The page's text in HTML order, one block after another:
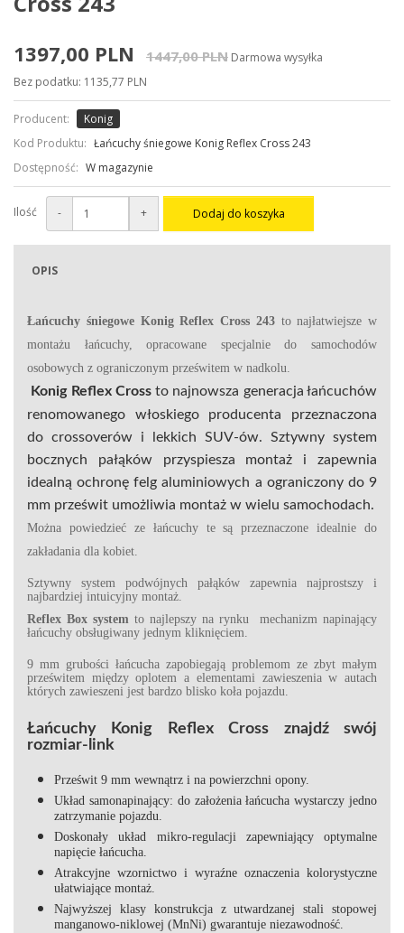
1397,00 PLN 1447,00 PLN Darmowa wysyłka
Bez podatku: 1135,77 PLN
Producent:
Konig
Kod Produktu: Łańcuchy śniegowe Konig Reflex Cross 243
Dostępność: W magazynie
Ilość - + Dodaj do koszyka
OPIS
Łańcuchy śniegowe Konig Reflex Cross 243 to najłatwiejsze w
montażu łańcuchy, opracowane specjalnie do samochodów
osobowych z ograniczonym prześwitem w nadkolu.
Konig Reflex Crossto najnowsza generacja łańcuchów
renomowanego włoskiego producenta przeznaczona
do crossoverów i lekkich SUV-ów. Sztywny system
bocznych pałąków przyspiesza montaż i zapewnia
idealną ochronę felg aluminiowych a ograniczony do 9
mm prześwit umożliwia montaż w wielu samochodach.
Można powiedzieć ze łańcuchy te są przeznaczone idealnie do
zakładania dla kobiet.
Sztywny system podwójnych pałąków zapewnia najprostszy i
najbardziej intuicyjny montaż.
Reflex Box system to najlepszy na rynku mechanizm napinający
łańcuchy obsługiwany jednym kliknięciem.
9 mm grubości łańcucha zapobiegają problemom ze zbyt małym
prześwitem między oplotem a elementami zawieszenia w autach
których zawieszeni jest bardzo blisko koła pojazdu.
Łańcuchy Konig Reflex Cross znajdź swój
rozmiar-link
Prześwit 9 mm wewnątrz i na powierzchni opony.
Układ samonapinający: do założenia łańcucha wystarczy jedno
zatrzymanie pojazdu.
Doskonały układ mikro-regulacji
zapewniający optymalne
napięcie łańcucha.
Atrakcyjne wzornictwo i wyraźne oznaczenia kolorystyczne
ułatwiające montaż.
Najwyższej klasy konstrukcja
z utwardzanej stali stopowej
manganowo-niklowej (MnNi) gwarantuje niezawodność.